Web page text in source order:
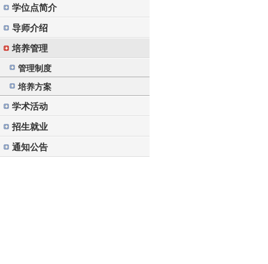
学位点简介
导师介绍
培养管理
管理制度
培养方案
学术活动
招生就业
通知公告